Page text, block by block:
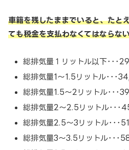
車籍を残したままでいると、たと
ても税金を支払わなくてはならな
総排気量１リットル以下･･･
総排気量1～1.5リットル･･･
総排気量1.5～2リットル･･･
総排気量2～2.5リットル･･･
総排気量2.5～3リットル･･･
総排気量3～3.5リットル･･･